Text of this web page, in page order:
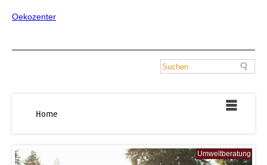
Oekozenter
Home
Umweltberatung